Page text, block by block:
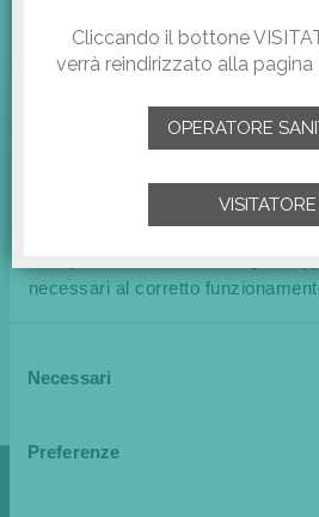
Utilizziamo i cookie per migliorare
navigazione e per le finalità
necessari al corretto
delNecessari
Preferenze
Cliccando il bottone
verrà reindirizzato alla
OPERATORE
VISITATORE
Scarica il file
RITAGLIO DI STAMPA AD USO ESCLUSIVO